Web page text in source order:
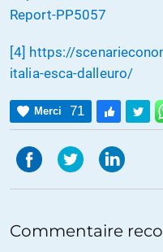
Report-PP5057
[4] https://
italia-esca-dalleuro/
Merci 71
Commentaire